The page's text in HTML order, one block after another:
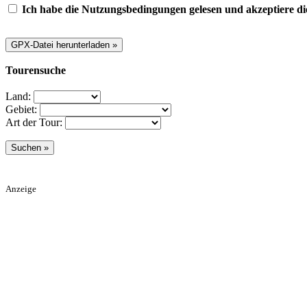
Ich habe die Nutzungsbedingungen gelesen und akzeptiere
Tourensuche
Land:
Gebiet:
Art der Tour:
Anzeige